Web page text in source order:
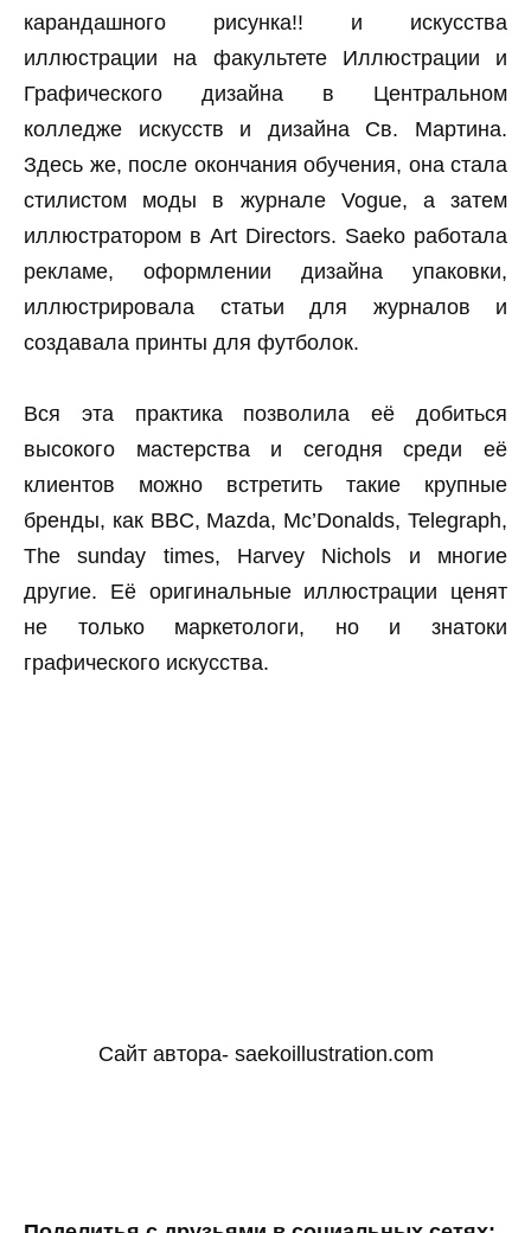
карандашного рисунка!! и искусства
иллюстрации на факультете Иллюстрации и
Графического дизайна в Центральном
колледже искусств и дизайна Св. ​​Мартина.
Здесь же, после окончания обучения, она стала
стилистом моды в журнале Vogue, а затем
иллюстратором в Art Directors. Saeko работала
рекламе, оформлении дизайна упаковки,
иллюстрировала статьи для журналов и
создавала принты для футболок.
Вся эта практика позволила её добиться
высокого мастерства и сегодня среди её
клиентов можно встретить такие крупные
бренды, как BBC, Mazda, Mc’Donalds, Telegraph,
The sunday times, Harvey Nichols и многие
другие. Её оригинальные иллюстрации ценят
не только маркетологи, но и знатоки
графического искусства.
Сайт автора- saekoillustration.com